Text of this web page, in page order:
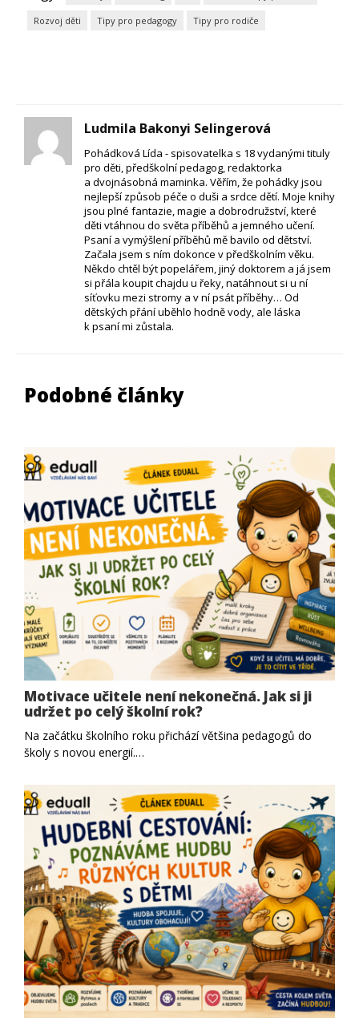
Rozvoj děti Tipy pro pedagogy Tipy pro rodiče
Ludmila Bakonyi Selingerová
Pohádková Lída - spisovatelka s 18 vydanými tituly
pro děti, předškolní pedagog, redaktorka
a dvojnásobná maminka. Věřím, že pohádky jsou
nejlepší způsob péče o duši a srdce dětí. Moje knihy
jsou plné fantazie, magie a dobrodružství, které
děti vtáhnou do světa příběhů a jemného učení.
Psaní a vymýšlení příběhů mě bavilo od dětství.
Začala jsem s ním dokonce v předškolním věku.
Někdo chtěl být popelářem, jiný doktorem a já jsem
si přála koupit chajdu u řeky, natáhnout si u ní
síťovku mezi stromy a v ní psát příběhy… Od
dětských přání uběhlo hodně vody, ale láska
k psaní mi zůstala.
Podobné články
Motivace učitele není nekonečná. Jak si ji
udržet po celý školní rok?
Na začátku školního roku přichází většina pedagogů do
školy s novou energií.…